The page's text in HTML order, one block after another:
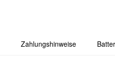
Zahlungshinweise